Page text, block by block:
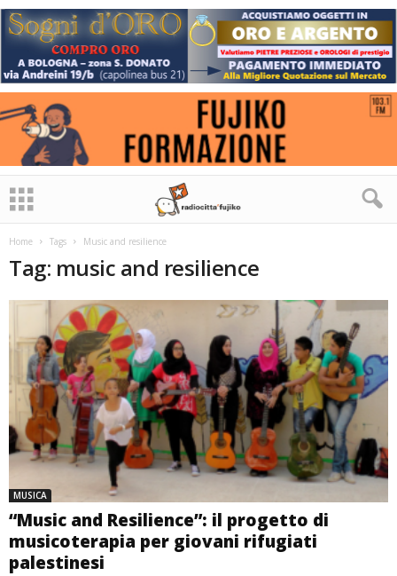
Home Tags Music and resilience
Tag: music and resilience
MUSICA
“Music and Resilience”: il progetto di
musicoterapia per giovani rifugiati
palestinesi